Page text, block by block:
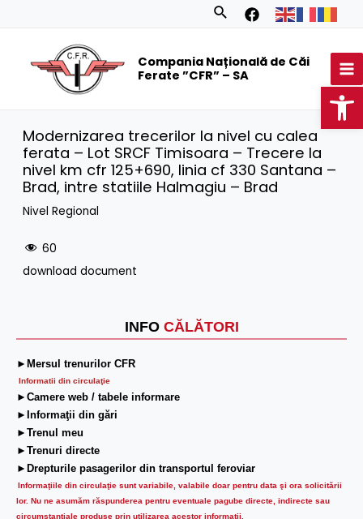
Search
Compania Națională de Căi
Ferate ”CFR” – SA
INFO CĂLĂTORI
►Mersul trenurilor CFR
Informatii din circulaţie
►Camere web / tabele informare
►Informaţii din gări
►Trenul meu
►Trenuri directe
►Drepturile pasagerilor din transportul feroviar
Informaţiile din circulaţie sunt variabile, valabile doar pentru data şi ora solicitării
lor. Nu ne asumăm răspunderea pentru eventuale pagube directe, indirecte sau
circumstanțiale produse prin utilizarea acestor informații.
Modernizarea trecerilor la nivel cu calea
ferata – Lot SRCF Timisoara – Trecere la
nivel km cfr 125+690, linia cf 330 Santana –
Brad, intre statiile Halmagiu – Brad
Nivel Regional
60
download document